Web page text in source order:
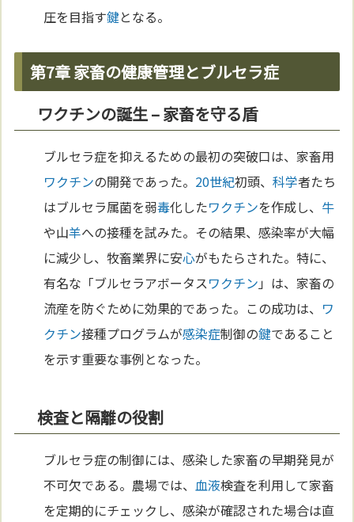
圧を目指す鍵となる。
第7章 家畜の健康管理とブルセラ症
ワクチンの誕生 – 家畜を守る盾
ブルセラ症を抑えるための最初の突破口は、家畜用
ワクチンの開発であった。 20世紀初頭、科学者たち
はブルセラ属菌を弱毒化したワクチンを作成し、 牛
や山羊への接種を試みた。その結果、感染率が大幅
に減少し、牧畜業界に安心がもたらされた。特に、
有名な「ブルセラアボータスワクチン 」は、家畜の
流産を防ぐために効果的であった。この成功は、 ワ
クチン接種プログラムが感染症制御の鍵であること
を示す重要な事例となった。
検査と隔離の役割
ブルセラ症の制御には、感染した家畜の早期発見が
不可欠である。農場では、 血液検査を利用して家畜
を定期的にチェックし、感染が確認された場合は直